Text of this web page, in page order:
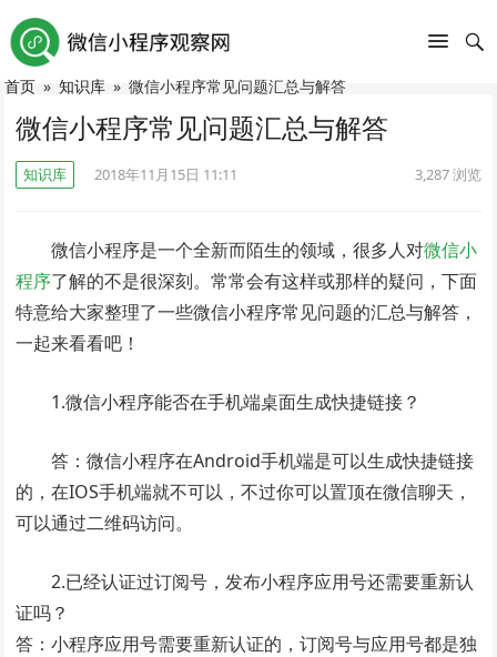
首页 » 知识库 » 微信小程序常见问题汇总与解答
微信小程序常见问题汇总与解答
知识库 2018年11月15日 11:11 3,287浏览
微信小程序是一个全新而陌生的领域，很多人对微信小
程序了解的不是很深刻。常常会有这样或那样的疑问，下面
特意给大家整理了一些微信小程序常见问题的汇总与解答，
一起来看看吧！
1.微信小程序能否在手机端桌面生成快捷链接？
答：微信小程序在Android手机端是可以生成快捷链接
的，在IOS手机端就不可以，不过你可以置顶在微信聊天，
可以通过二维码访问。
2.已经认证过订阅号，发布小程序应用号还需要重新认
证吗？
答：小程序应用号需要重新认证的，订阅号与应用号都是独